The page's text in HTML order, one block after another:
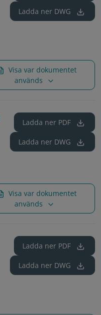
Ladda ner DWG
Visa var dokumentet
används
Ladda ner PDF
Ladda ner DWG
Visa var dokumentet
används
Ladda ner PDF
Ladda ner DWG